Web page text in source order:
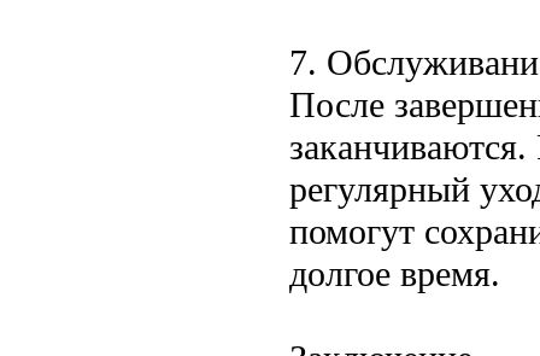
7.
После
регулярный
помогут
долгое время.